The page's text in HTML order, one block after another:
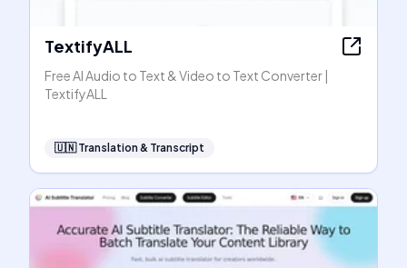
TextifyALL
Free AI Audio to Text & Video to Text Converter |
TextifyALL
🇺🇳 Translation & Transcript